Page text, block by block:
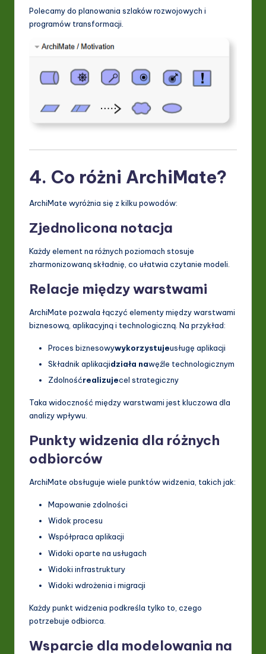
Polecamy do planowania szlaków rozwojowych i
programów transformacji.
4. Co różni ArchiMate?
ArchiMate wyróżnia się z kilku powodów:
Zjednolicona notacja
Każdy element na różnych poziomach stosuje
zharmonizowaną składnię, co ułatwia czytanie modeli.
Relacje między warstwami
ArchiMate pozwala łączyć elementy między warstwami
biznesową, aplikacyjną i technologiczną. Na przykład:
Proces biznesowywykorzystujeusługę aplikacji
Składnik aplikacjidziała nawęźle technologicznym
Zdolnośćrealizujecel strategiczny
Taka widoczność między warstwami jest kluczowa dla
analizy wpływu.
Punkty widzenia dla różnych
odbiorców
ArchiMate obsługuje wiele punktów widzenia, takich jak:
Mapowanie zdolności
Widok procesu
Współpraca aplikacji
Widoki oparte na usługach
Widoki infrastruktury
Widoki wdrożenia i migracji
Każdy punkt widzenia podkreśla tylko to, czego
potrzebuje odbiorca.
Wsparcie dla modelowania na